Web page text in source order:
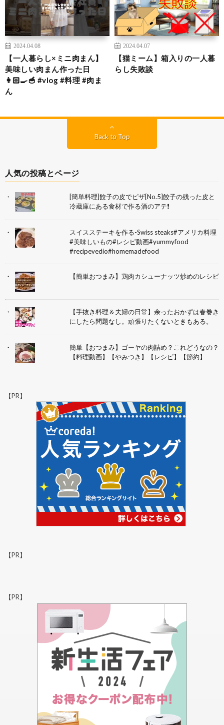
2024.04.08
【一人暮らし×ミニ肉まん】
美味しい肉まん作った日
👩🏻‍🍳🥣 #vlog #料理 #肉ま
ん
2024.04.07
【猫ミーム】箱入りの一人暮
らし失敗談
Back to Top
人気の投稿とページ
[簡単料理]餃子の皮でピザ[No.5]餃子の残った皮と
冷蔵庫にある食材で作る酒のアテ❗
スイスステーキを作る-Swiss steaks#アメリカ料理
#美味しいもの#レシピ動画#yummyfood
#recipevedio#homemadefood
【簡単おつまみ】鶏肉カシューナッツ炒めのレシピ
【手抜き料理＆夫婦の日常】余ったおかずは春巻き
にしたら問題なし。頑張りたくないときもある。
簡単【おつまみ】ゴーヤの肉詰め？これどうなの？
【料理動画】【やみつき】【レシピ】【節約】
【PR】
【PR】
【PR】